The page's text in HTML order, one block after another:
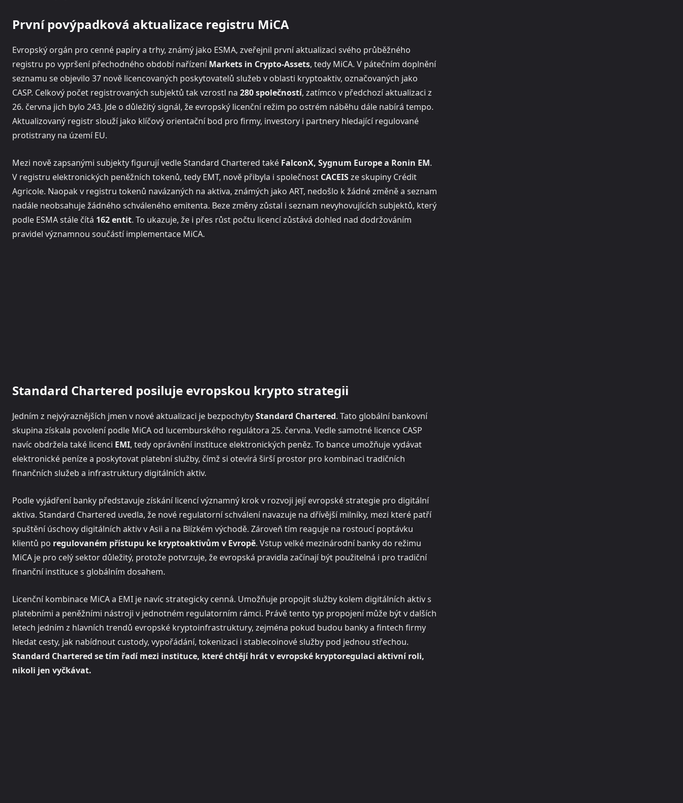
První povýpadková aktualizace registru MiCA
Evropský orgán pro cenné papíry a trhy, známý jako ESMA, zveřejnil první aktualizaci svého průběžného
registru po vypršení přechodného období nařízeníMarkets in Crypto-Assets, tedy MiCA. V pátečním doplnění
seznamu se objevilo 37 nově licencovaných poskytovatelů služeb v oblasti kryptoaktiv, označovaných jako
CASP. Celkový počet registrovaných subjektů tak vzrostl na 280 společností, zatímco v předchozí aktualizaci z
26. června jich bylo 243. Jde o důležitý signál, že evropský licenční režim po ostrém náběhu dále nabírá tempo.
Aktualizovaný registr slouží jako klíčový orientační bod pro firmy, investory i partnery hledající regulované
protistrany na území EU.
Mezi nově zapsanými subjekty figurují vedle Standard Chartered také FalconX, Sygnum Europe a Ronin EM.
V registru elektronických peněžních tokenů, tedy EMT, nově přibyla i společnost CACEISze skupiny Crédit
Agricole. Naopak v registru tokenů navázaných na aktiva, známých jako ART, nedošlo k žádné změně a seznam
nadále neobsahuje žádného schváleného emitenta. Beze změny zůstal i seznam nevyhovujících subjektů, který
podle ESMA stále čítá 162 entit. To ukazuje, že i přes růst počtu licencí zůstává dohled nad dodržováním
pravidel významnou součástí implementace MiCA.
Standard Chartered posiluje evropskou krypto strategii
Jedním z nejvýraznějších jmen v nové aktualizaci je bezpochybyStandard Chartered. Tato globální bankovní
skupina získala povolení podle MiCA od lucemburského regulátora 25. června. Vedle samotné licence CASP
navíc obdržela také licenci EMI, tedy oprávnění instituce elektronických peněz. To bance umožňuje vydávat
elektronické peníze a poskytovat platební služby, čímž si otevírá širší prostor pro kombinaci tradičních
finančních služeb a infrastruktury digitálních aktiv.
Podle vyjádření banky představuje získání licencí významný krok v rozvoji její evropské strategie pro digitální
aktiva. Standard Chartered uvedla, že nové regulatorní schválení navazuje na dřívější milníky, mezi které patří
spuštění úschovy digitálních aktiv v Asii a na Blízkém východě. Zároveň tím reaguje na rostoucí poptávku
klientů po regulovaném přístupu ke kryptoaktivům v Evropě. Vstup velké mezinárodní banky do režimu
MiCA je pro celý sektor důležitý, protože potvrzuje, že evropská pravidla začínají být použitelná i pro tradiční
finanční instituce s globálním dosahem.
Licenční kombinace MiCA a EMI je navíc strategicky cenná. Umožňuje propojit služby kolem digitálních aktiv s
platebními a peněžními nástroji v jednotném regulatorním rámci. Právě tento typ propojení může být v dalších
letech jedním z hlavních trendů evropské kryptoinfrastruktury, zejména pokud budou banky a fintech firmy
hledat cesty, jak nabídnout custody, vypořádání, tokenizaci i stablecoinové služby pod jednou střechou.
Standard Chartered se tím řadí mezi instituce, které chtějí hrát v evropské kryptoregulaci aktivní roli,
nikoli jen vyčkávat.